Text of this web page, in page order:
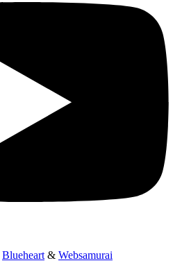
Blueheart & Websamurai